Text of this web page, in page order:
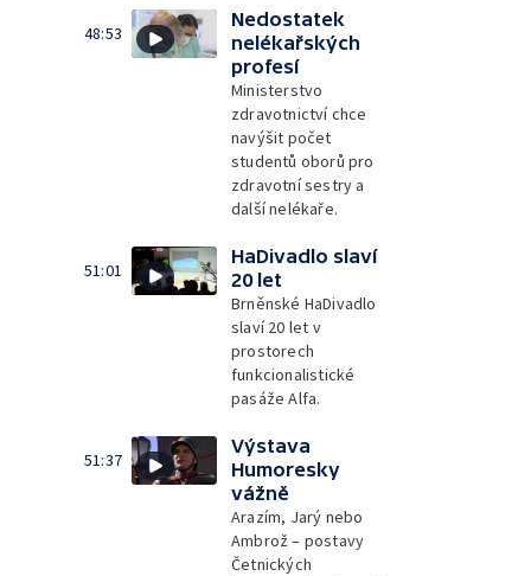
48:53
Nedostatek
nelékařských
profesí
Ministerstvo
zdravotnictví chce
navýšit počet
studentů oborů pro
zdravotní sestry a
další nelékaře.
51:01
HaDivadlo slaví
20 let
Brněnské HaDivadlo
slaví 20 let v
prostorech
funkcionalistické
pasáže Alfa.
51:37
Výstava
Humoresky
vážně
Arazím, Jarý nebo
Ambrož – postavy
Četnických